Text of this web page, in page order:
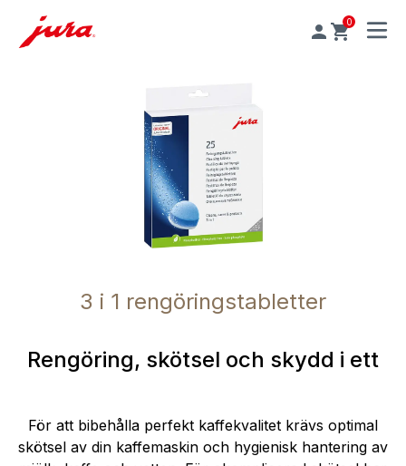
0
MENU
3 i 1 rengöringstabletter
Rengöring, skötsel och skydd i ett
För att bibehålla perfekt kaffekvalitet krävs optimal
skötsel av din kaffemaskin och hygienisk hantering av